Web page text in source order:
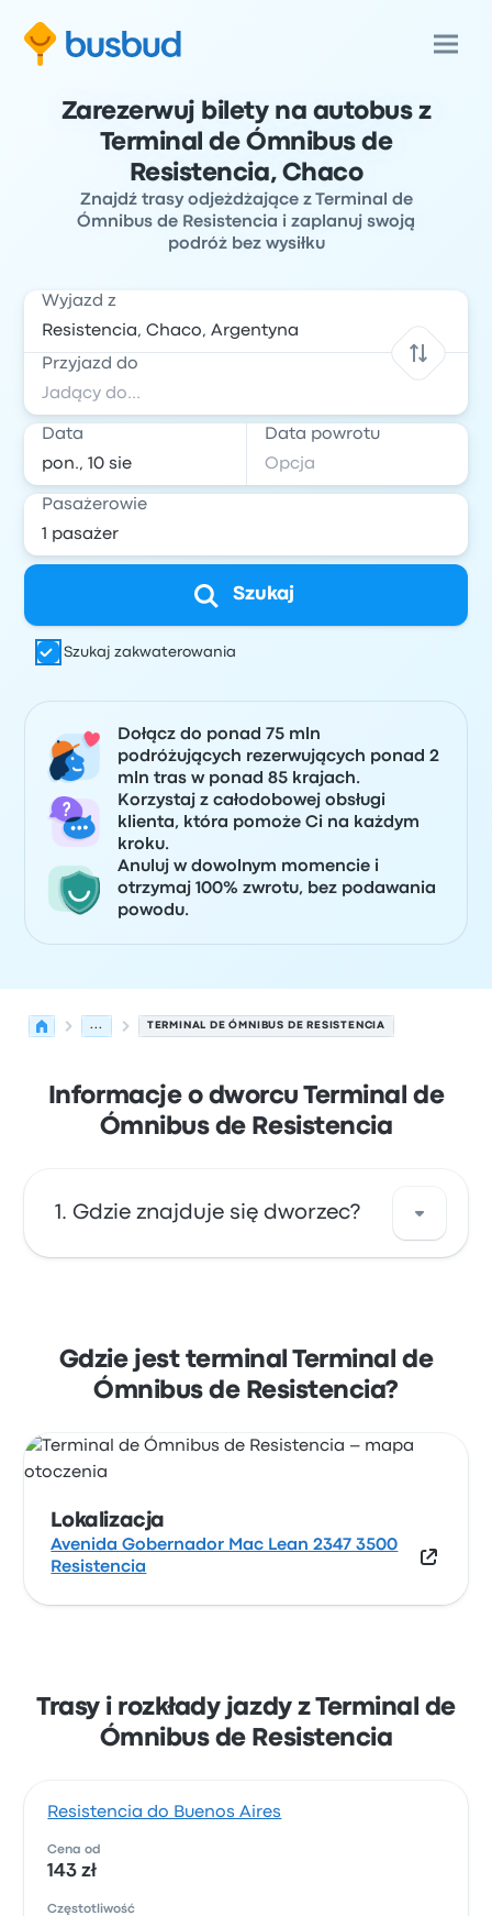
Zarezerwuj bilety na autobus z
Terminal de Ómnibus de
Resistencia, Chaco
Znajdź trasy odjeżdżające z Terminal de
Ómnibus de Resistencia i zaplanuj swoją
podróż bez wysiłku
Wyjazd z
Przyjazd do
Data Data powrotu
Pasażerowie
Szukaj
Szukaj zakwaterowania
Dołącz do ponad 75 mln
podróżujących rezerwujących ponad 2
mln tras w ponad 85 krajach.
Korzystaj z całodobowej obsługi
klienta, która pomoże Ci na każdym
kroku.
Anuluj w dowolnym momencie i
otrzymaj 100% zwrotu, bez podawania
powodu.
... TERMINAL DE ÓMNIBUS DE RESISTENCIA
Informacje o dworcu Terminal de
Ómnibus de Resistencia
Gdzie znajduje się dworzec?
2347 3500 Resistencia. Zobacz lokalizację
tego przystanku w Resistencia na mapie.
Gdzie jest terminal Terminal de
Ómnibus de Resistencia?
Lokalizacja
Avenida Gobernador Mac Lean 2347 3500
Resistencia
Trasy i rozkłady jazdy z Terminal de
Ómnibus de Resistencia
Resistencia do Buenos Aires
Cena od
143 zł
Częstotliwość